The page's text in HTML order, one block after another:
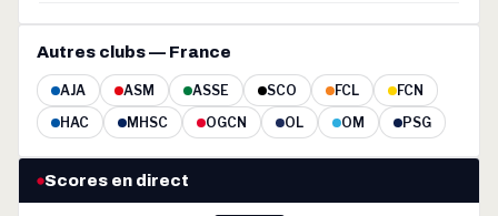
Autres clubs — France
AJA ASM ASSE SCO FCL
FCN
HAC
MHSC OGCN OL OM PSG
Scores en direct